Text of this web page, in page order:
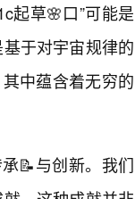
起草🌸口”可能是
于对宇宙规律的
中蕴含着无穷的
📝与创新。我们